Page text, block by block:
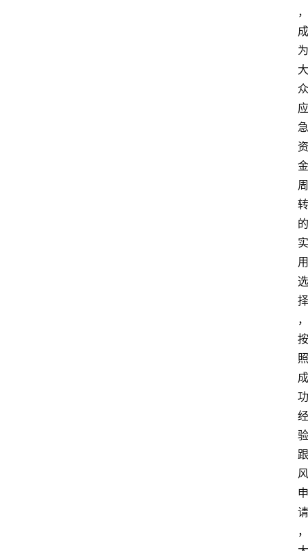
，
成
为
大
众
应
急
资
金
周
转
的
实
用
选
择
，
按
照
成
功
经
验
跟
风
申
请
，